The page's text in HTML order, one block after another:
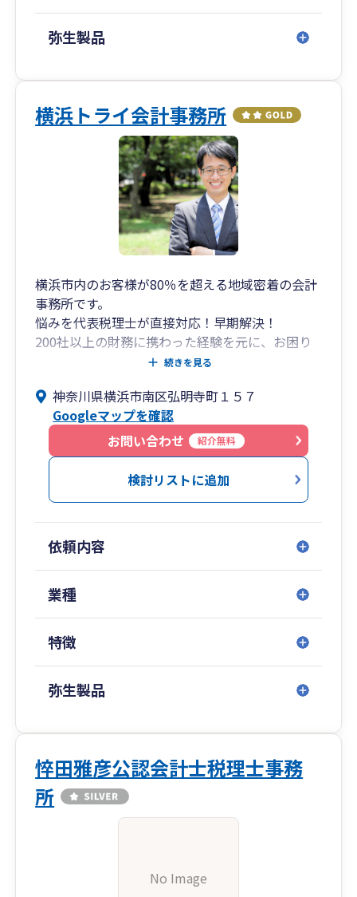
〇節税よりもお金を残すことが大事
安易な節税策に走るより、手元にお金が残る方法
弥生製品
横浜トライ会計事務所
横浜市内のお客様が80％を超える地域密着の会計
事務所です。
悩みを代表税理士が直接対応！早期解決！
200社以上の財務に携わった経験を元に、お困り
ごとに素早く対応していきます。
つ情報をお届けします。
続きを見る
神奈川県横浜市南区弘明寺町１５７
Googleマップを確認
お問い合わせ
紹介無料
検討リストに追加
依頼内容
業種
特徴
弥生製品
悴田雅彦公認会計士税理士事務
所
No Image